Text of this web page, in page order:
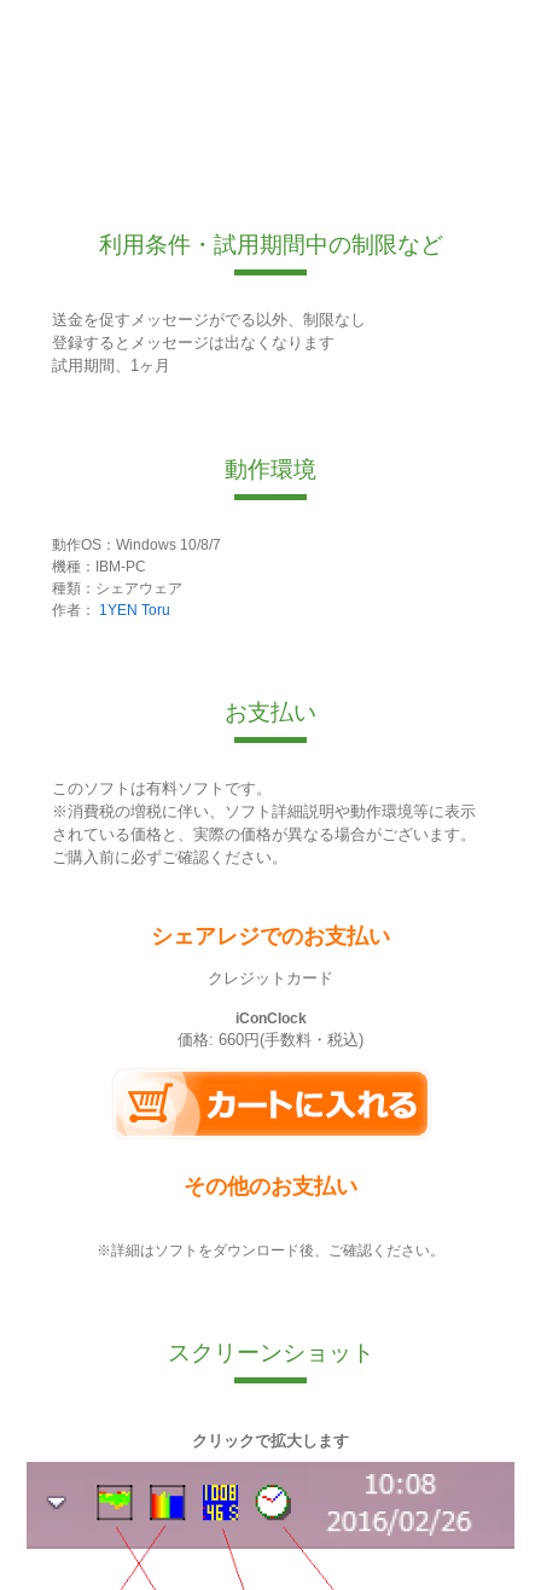
利用条件・試用期間中の制限など
送金を促すメッセージがでる以外、制限なし
登録するとメッセージは出なくなります
試用期間、1ヶ月
動作環境
動作OS：Windows 10/8/7
機種：IBM-PC
種類：シェアウェア
作者：
1YEN Toru
お支払い
このソフトは有料ソフトです。
※消費税の増税に伴い、ソフト詳細説明や動作環境等に表示
されている価格と、実際の価格が異なる場合がございます。
ご購入前に必ずご確認ください。
シェアレジでのお支払い
クレジットカード
iConClock
価格: 660円(手数料・税込)
その他のお支払い
※詳細はソフトをダウンロード後、ご確認ください。
スクリーンショット
クリックで拡大します